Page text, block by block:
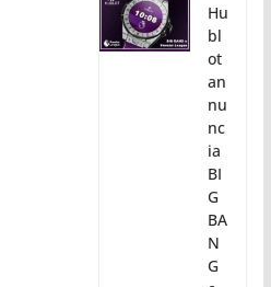
Hu
bl
ot
an
nu
nc
ia
BI
G
BA
N
G